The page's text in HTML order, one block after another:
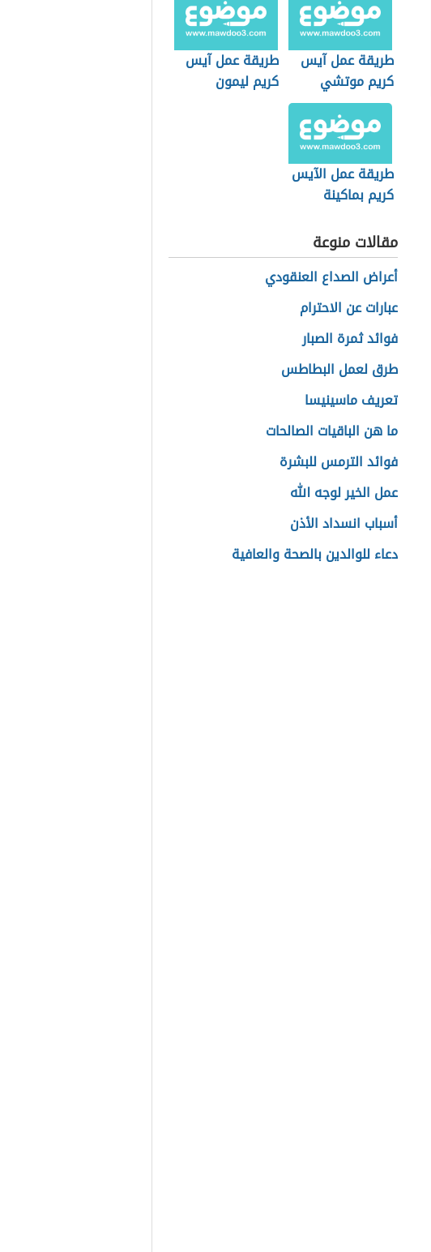
طريقة عمل آيس
كريم موتشي
طريقة عمل آيس
كريم ليمون
طريقة عمل الآيس
كريم بماكينة
مقالات منوعة
أعراض الصداع العنقودي
عبارات عن الاحترام
فوائد ثمرة الصبار
طرق لعمل البطاطس
تعريف ماسينيسا
ما هن الباقيات الصالحات
فوائد الترمس للبشرة
عمل الخير لوجه الله
أسباب انسداد الأذن
دعاء للوالدين بالصحة والعافية